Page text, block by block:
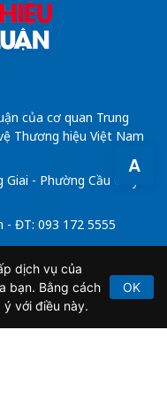
A
của cơ quan Trung
Thương hiệu Việt Nam
- Phường Cầu Giấy -
- ĐT: 093 172 5555
64/GP-BTTTT do Bộ
2/2020.
dịch vụ của
bạn. Bằng cách
với điều này.
OK